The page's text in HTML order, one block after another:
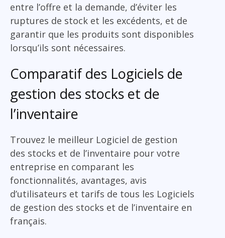
entre l’offre et la demande, d’éviter les
ruptures de stock et les excédents, et de
garantir que les produits sont disponibles
lorsqu’ils sont nécessaires.
Comparatif des Logiciels de
gestion des stocks et de
l’inventaire
Trouvez le meilleur Logiciel de gestion
des stocks et de l’inventaire pour votre
entreprise en comparant les
fonctionnalités, avantages, avis
d’utilisateurs et tarifs de tous les Logiciels
de gestion des stocks et de l’inventaire en
français.